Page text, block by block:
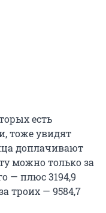
есть
тоже увидят
доплачивают
можно только за
— плюс 3194,9
троих — 9584,7